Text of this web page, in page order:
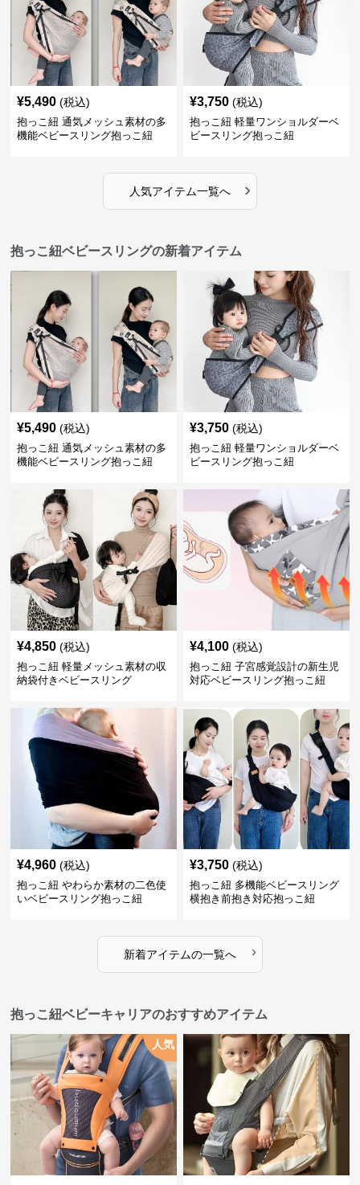
¥5,490 (税込)
抱っこ紐 通気メッシュ素材の多
機能ベビースリング抱っこ紐
¥3,750 (税込)
抱っこ紐 軽量ワンショルダーベ
ビースリング抱っこ紐
人気アイテム一覧へ ›
抱っこ紐ベビースリングの新着アイテム
¥5,490 (税込)
抱っこ紐 通気メッシュ素材の多
機能ベビースリング抱っこ紐
¥3,750 (税込)
抱っこ紐 軽量ワンショルダーベ
ビースリング抱っこ紐
¥4,850 (税込)
抱っこ紐 軽量メッシュ素材の収
納袋付きベビースリング
¥4,100 (税込)
抱っこ紐 子宮感覚設計の新生児
対応ベビースリング抱っこ紐
¥4,960 (税込)
抱っこ紐 やわらか素材の二色使
いベビースリング抱っこ紐
¥3,750 (税込)
抱っこ紐 多機能ベビースリング
横抱き前抱き対応抱っこ紐
新着アイテムの一覧へ ›
抱っこ紐ベビーキャリアのおすすめアイテム
人気